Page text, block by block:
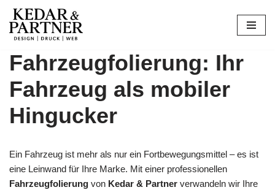
Zum
springen
Fahrzeugfolierung: Ihr
Fahrzeug als mobiler
Hingucker
Ein Fahrzeug ist mehr als nur ein Fortbewegungsmittel – es ist
eine Leinwand für Ihre Marke. Mit einer professionellen
Fahrzeugfolierung von Kedar & Partner verwandeln wir Ihre